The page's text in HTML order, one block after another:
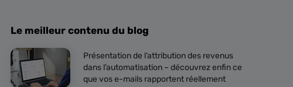
Le meilleur contenu du blog
Présentation de l’attribution des revenus
dans l’automatisation – découvrez enfin ce
que vos e-mails rapportent réellement